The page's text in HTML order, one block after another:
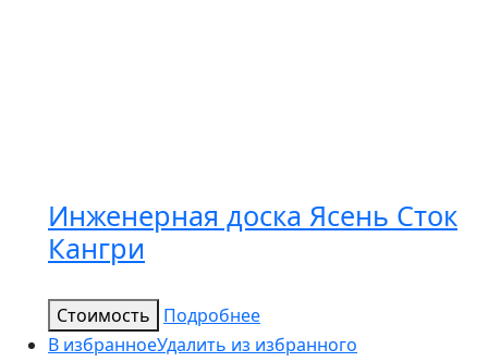
Инженерная доска Ясень Сток
Кангри
Стоимость
Подробнее
В избранноеУдалить из избранного